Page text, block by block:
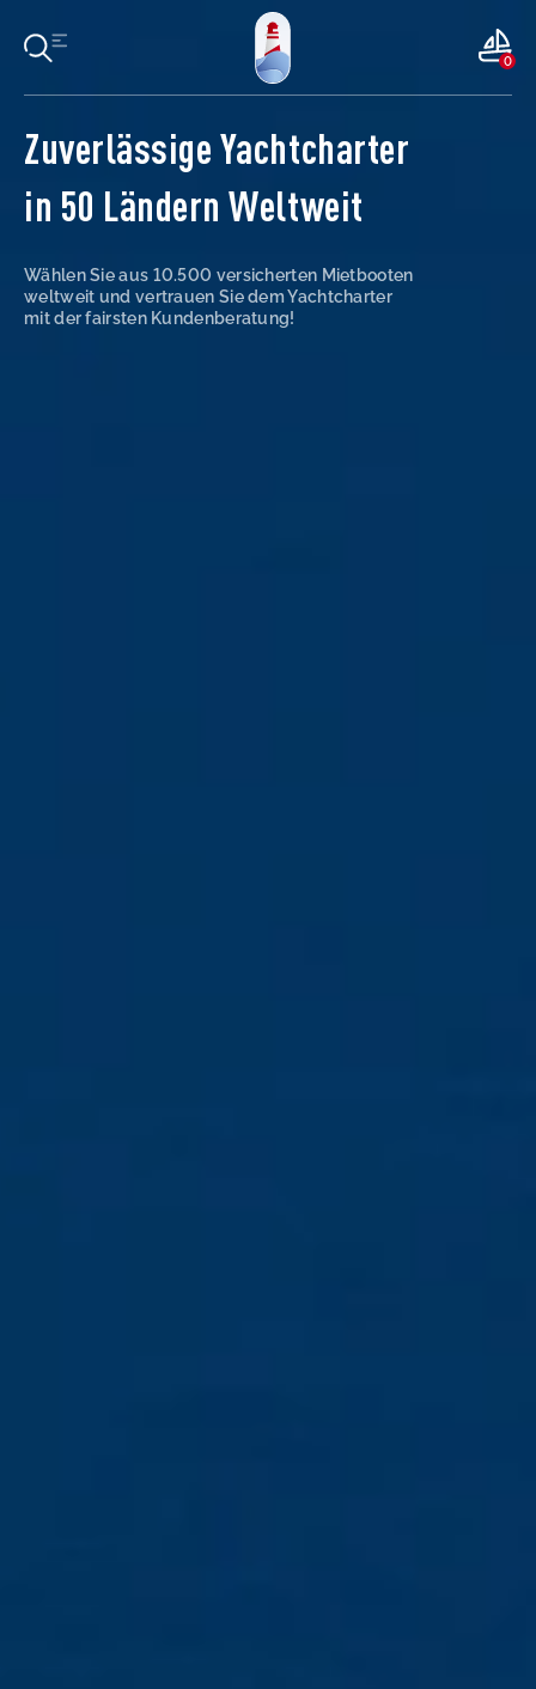
0
Zuverlässige Yachtcharter
in 50 Ländern Weltweit
Wählen Sie aus 10.500 versicherten Mietbooten
weltweit und vertrauen Sie dem Yachtcharter
mit der fairsten Kundenberatung!